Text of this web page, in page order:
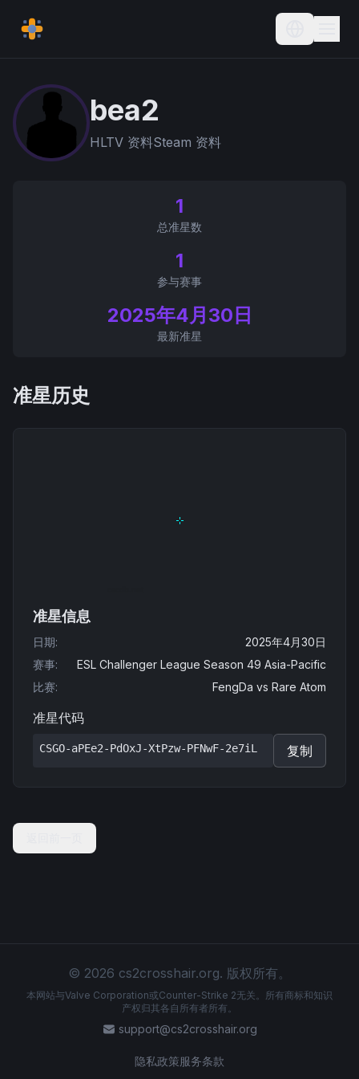
Current
bea2
HLTV 资料Steam 资料
1
总准星数
1
参与赛事
2025年4月30日
最新准星
准星历史
准星信息
日期:
2025年4月30日
赛事:
ESL Challenger League Season 49 Asia-Pacific
比赛: FengDa vs Rare Atom
准星代码
CSGO-aPEe2-PdOxJ-XtPzw-PFNwF-2e7iL 复制
© 2026 cs2crosshair.org. 版权所有。
本网站与Valve Corporation或Counter-Strike 2无关。所有商标和知识
产权归其各自所有者所有。
support@cs2crosshair.org
隐私政策服务条款